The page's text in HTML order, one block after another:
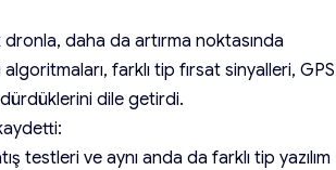
daha da artırma noktasında
farklı tip fırsat sinyalleri, GPS
dile getirdi.
testleri ve aynı anda da farklı tip yazılım